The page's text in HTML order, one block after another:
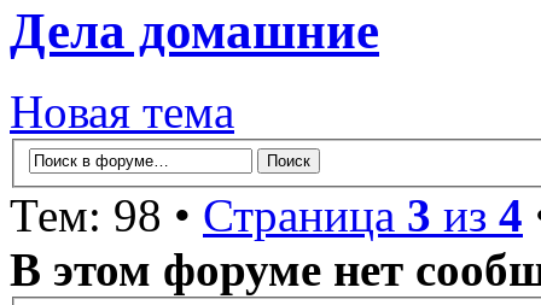
Дела домашние
Новая тема
Тем: 98 • Страница 3 из 4
В этом форуме нет